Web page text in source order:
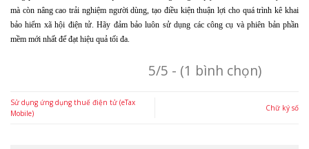
mà còn nâng cao trải nghiệm người dùng, tạo điều kiện thuận lợi cho quá trình kê khai
bảo hiểm xã hội điện tử. Hãy đảm bảo luôn sử dụng các công cụ và phiên bản phần
mềm mới nhất để đạt hiệu quả tối đa.
5/5 - (1 bình chọn)
Sử dụng ứng dụng thuế điện tử (eTax
Mobile)
Chữ ký số